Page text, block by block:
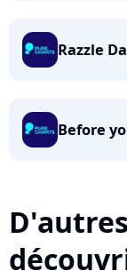
Razzle
Before